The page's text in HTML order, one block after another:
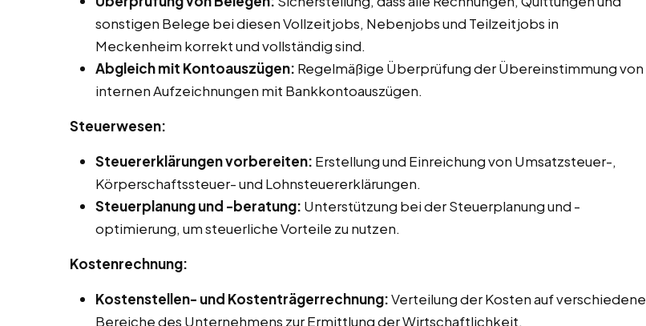
sonstigen Belege bei diesen Vollzeitjobs, Nebenjobs und Teilzeitjobs in
Meckenheim korrekt und vollständig sind.
Abgleich mit Kontoauszügen: Regelmäßige Überprüfung der Übereinstimmung von
internen Aufzeichnungen mit Bankkontoauszügen.
Steuerwesen:
Steuererklärungen vorbereiten: Erstellung und Einreichung von Umsatzsteuer-,
Körperschaftssteuer- und Lohnsteuererklärungen.
Steuerplanung und -beratung: Unterstützung bei der Steuerplanung und -
optimierung, um steuerliche Vorteile zu nutzen.
Kostenrechnung:
Kostenstellen- und Kostenträgerrechnung:Verteilung der Kosten auf verschiedene
Bereiche des Unternehmens zur Ermittlung der Wirtschaftlichkeit.